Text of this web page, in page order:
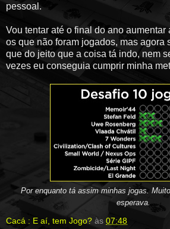
pessoal.
Vou tentar até o final do ano aumentar
os que não foram jogados, mas agora
que do jeito que a coisa tá indo, nem
vezes eu conseguia cumprir minha
Por enquanto tá assim minhas jogas.
esperava.
Cacá : E aí, tem Jogo? às 07:48